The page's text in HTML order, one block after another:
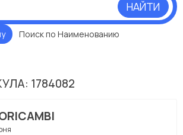
НАЙТИ
Поиск по Наименованию
1784082